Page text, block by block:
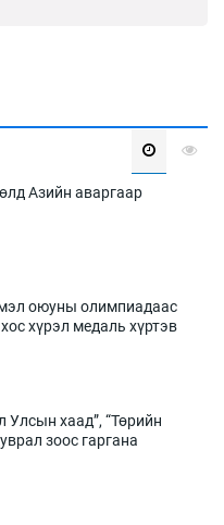
Азийн аваргаар
оюуны олимпиадаас
хүрэл медаль хүртэв
Улсын хаад”, “Төрийн
зоос гаргана